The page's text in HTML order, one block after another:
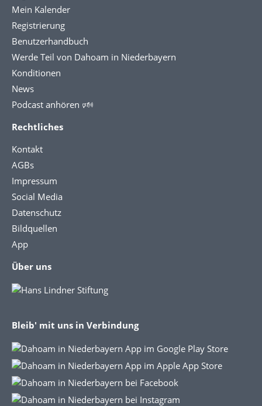
Mein Kalender
Registrierung
Benutzerhandbuch
Werde Teil von Dahoam in Niederbayern
Konditionen
News
Podcast anhören 🕬
Rechtliches
Kontakt
AGBs
Impressum
Social Media
Datenschutz
Bildquellen
App
Über uns
Bleib' mit uns in Verbindung